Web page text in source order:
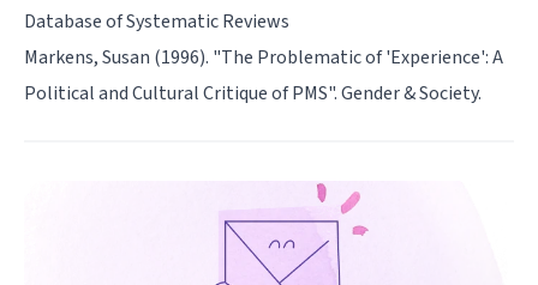
Database of Systematic Reviews
Markens, Susan (1996). "The Problematic of 'Experience': A
Political and Cultural Critique of PMS". Gender & Society.